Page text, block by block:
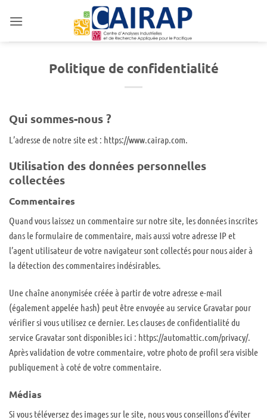
Politique de confidentialité
Qui sommes-nous ?
L’adresse de notre site est : https://www.cairap.com.
Utilisation des données personnelles
collectées
Commentaires
Quand vous laissez un commentaire sur notre site, les données inscrites
dans le formulaire de commentaire, mais aussi votre adresse IP et
l’agent utilisateur de votre navigateur sont collectés pour nous aider à
la détection des commentaires indésirables.
Une chaîne anonymisée créée à partir de votre adresse e-mail
(également appelée hash) peut être envoyée au service Gravatar pour
vérifier si vous utilisez ce dernier. Les clauses de confidentialité du
service Gravatar sont disponibles ici : https://automattic.com/privacy/.
Après validation de votre commentaire, votre photo de profil sera visible
publiquement à coté de votre commentaire.
Médias
Si vous téléversez des images sur le site, nous vous conseillons d’éviter